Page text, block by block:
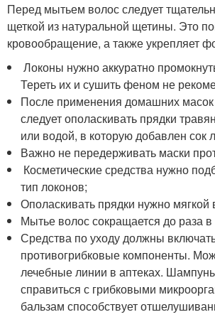
Перед мытьем волос следует
щеткой из натуральной щетины. Это
кровообращение, а также укрепляет
Локоны нужно аккуратно
Тереть их и сушить феном не
После применения домашних масок
следует ополаскивать прядки
или водой, в которую добавлен сок
Важно не передерживать маски
Косметические средства нужно
тип локонов;
Ополаскивать прядки нужно мягкой
Мытье волос сокращается до раза
Средства по уходу должны
противогрибковые компоненты.
лечебные линии в аптеках.
справиться с грибковыми
бальзам способствует